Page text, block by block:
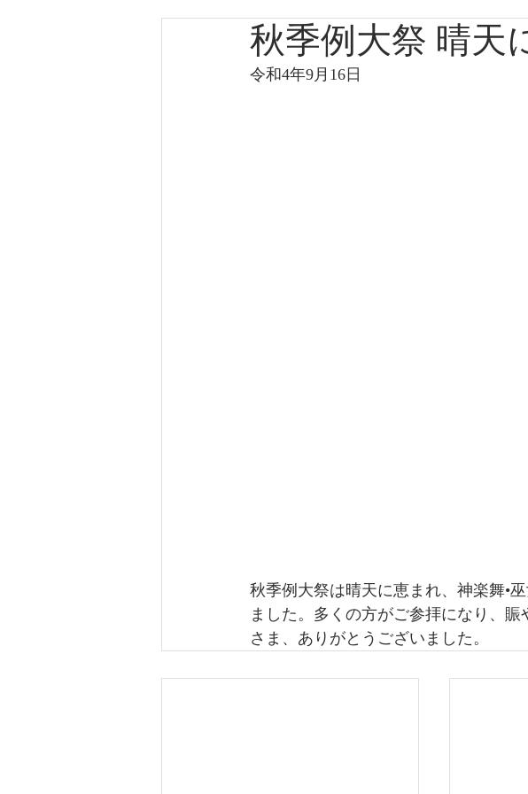
秋季例大祭 晴天
令和4年9月16日
秋季例大祭は晴天に恵まれ、神楽舞•
ました。多くの方がご参拝になり、
さま、ありがとうございました。